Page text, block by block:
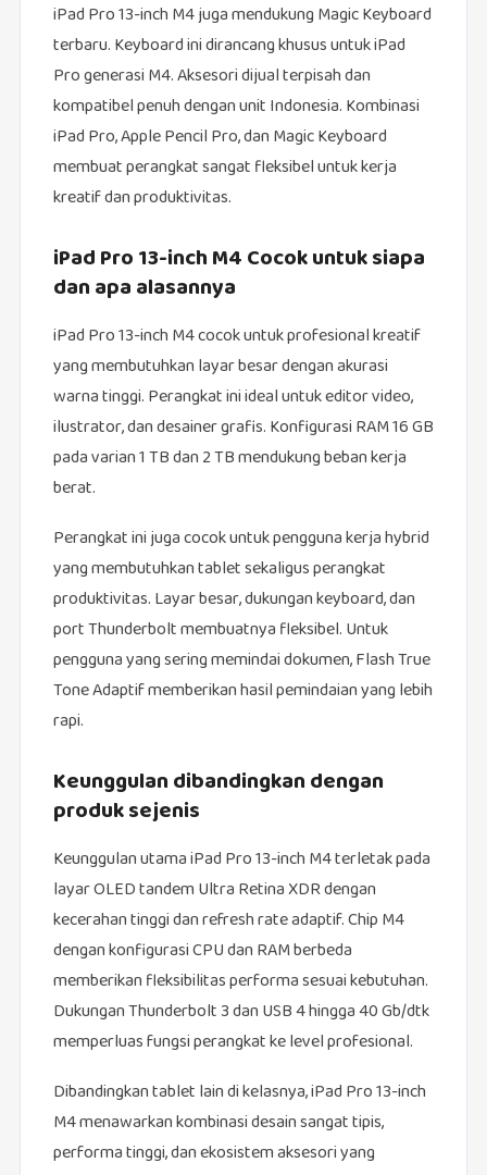
iPad Pro 13-inch M4 juga mendukung Magic Keyboard
terbaru. Keyboard ini dirancang khusus untuk iPad
Pro generasi M4. Aksesori dijual terpisah dan
kompatibel penuh dengan unit Indonesia. Kombinasi
iPad Pro, Apple Pencil Pro, dan Magic Keyboard
membuat perangkat sangat fleksibel untuk kerja
kreatif dan produktivitas.
iPad Pro 13-inch M4 Cocok untuk siapa
dan apa alasannya
iPad Pro 13-inch M4 cocok untuk profesional kreatif
yang membutuhkan layar besar dengan akurasi
warna tinggi. Perangkat ini ideal untuk editor video,
ilustrator, dan desainer grafis. Konfigurasi RAM 16 GB
pada varian 1 TB dan 2 TB mendukung beban kerja
berat.
Perangkat ini juga cocok untuk pengguna kerja hybrid
yang membutuhkan tablet sekaligus perangkat
produktivitas. Layar besar, dukungan keyboard, dan
port Thunderbolt membuatnya fleksibel. Untuk
pengguna yang sering memindai dokumen, Flash True
Tone Adaptif memberikan hasil pemindaian yang lebih
rapi.
Keunggulan dibandingkan dengan
produk sejenis
Keunggulan utama iPad Pro 13-inch M4 terletak pada
layar OLED tandem Ultra Retina XDR dengan
kecerahan tinggi dan refresh rate adaptif. Chip M4
dengan konfigurasi CPU dan RAM berbeda
memberikan fleksibilitas performa sesuai kebutuhan.
Dukungan Thunderbolt 3 dan USB 4 hingga 40 Gb/dtk
memperluas fungsi perangkat ke level profesional.
Dibandingkan tablet lain di kelasnya, iPad Pro 13-inch
M4 menawarkan kombinasi desain sangat tipis,
performa tinggi, dan ekosistem aksesori yang